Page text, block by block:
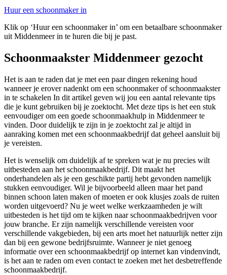
Huur een schoonmaker in
Klik op ‘Huur een schoonmaker in’ om een betaalbare schoonmaker
uit Middenmeer in te huren die bij je past.
Schoonmaakster Middenmeer gezocht
Het is aan te raden dat je met een paar dingen rekening houd
wanneer je erover nadenkt om een schoonmaker of schoonmaakster
in te schakelen In dit artikel geven wij jou een aantal relevante tips
die je kunt gebruiken bij je zoektocht. Met deze tips is het een stuk
eenvoudiger om een goede schoonmaakhulp in Middenmeer te
vinden. Door duidelijk te zijn in je zoektocht zal je altijd in
aanraking komen met een schoonmaakbedrijf dat geheel aansluit bij
je vereisten.
Het is wenselijk om duidelijk af te spreken wat je nu precies wilt
uitbesteden aan het schoonmaakbedrijf. Dit maakt het
onderhandelen als je een geschikte partij hebt gevonden namelijk
stukken eenvoudiger. Wil je bijvoorbeeld alleen maar het pand
binnen schoon laten maken of moeten er ook klusjes zoals de ruiten
worden uitgevoerd? Nu je weet welke werkzaamheden je wilt
uitbesteden is het tijd om te kijken naar schoonmaakbedrijven voor
jouw branche. Er zijn namelijk verschillende vereisten voor
verschillende vakgebieden, bij een arts moet het natuurlijk netter zijn
dan bij een gewone bedrijfsruimte. Wanneer je niet genoeg
informatie over een schoonmaakbedrijf op internet kan vindenvindt,
is het aan te raden om even contact te zoeken met het desbetreffende
schoonmaakbedrijf.